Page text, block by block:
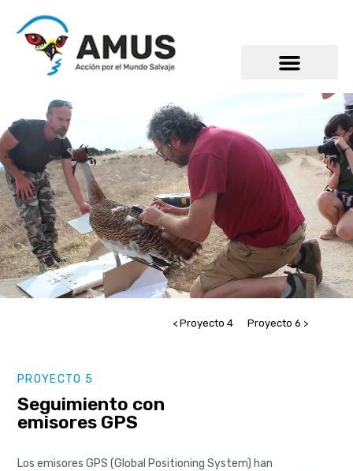
< Proyecto 4 Proyecto 6 >
PROYECTO 5
Seguimiento con
emisores GPS
Los emisores GPS (Global Positioning System) han